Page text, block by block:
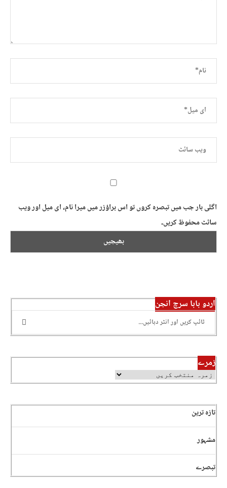
اگلی بار جب میں تبصرہ کروں تو اس براؤزر میں میرا نام، ای میل اور ویب
سائٹ محفوظ کریں۔
اردو بابا سرچ انجن
زمرے
تازہ ترین
مشہور
تبصرے